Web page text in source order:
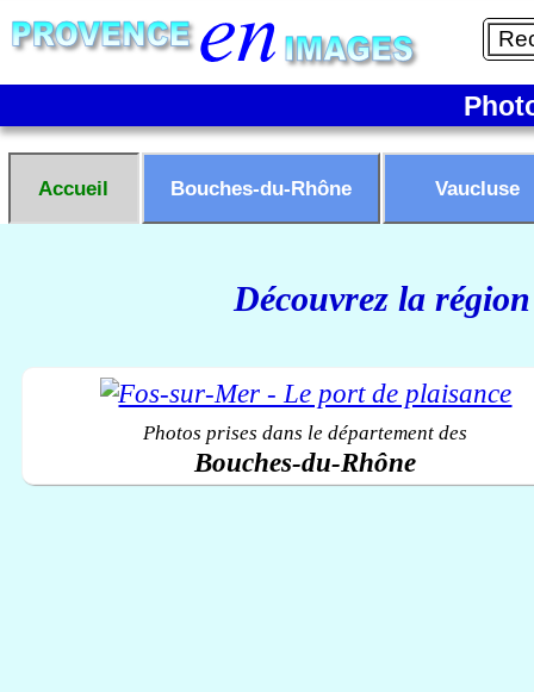
Accueil Bouches-du-Rhône Vaucluse
Découvrez la
Photos prises dans le département des
Bouches-du-Rhône